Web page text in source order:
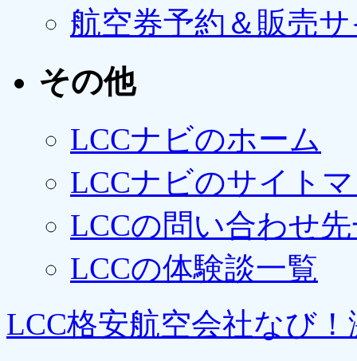
航空券予約＆販売
その他
LCCナビのホーム
LCCナビのサイト
LCCの問い合わせ
LCCの体験談一覧
LCC格安航空会社なび